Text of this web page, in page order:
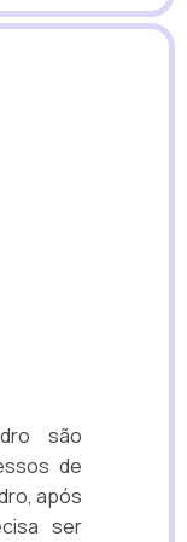
são
de
após
ser